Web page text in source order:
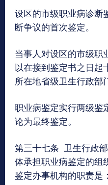
设区的市级职业病诊断
断争议的首次鉴定。
当事人对设区的市级职
以在接到鉴定书之日起
所在地省级卫生行政部
职业病鉴定实行两级鉴
论为最终鉴定。
第三十七条 卫生行政
体承担职业病鉴定的组
鉴定办事机构的职责是：